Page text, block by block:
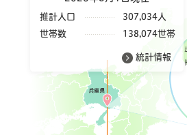
推計人口
307,034人
世帯数
138,074世帯
統計情報